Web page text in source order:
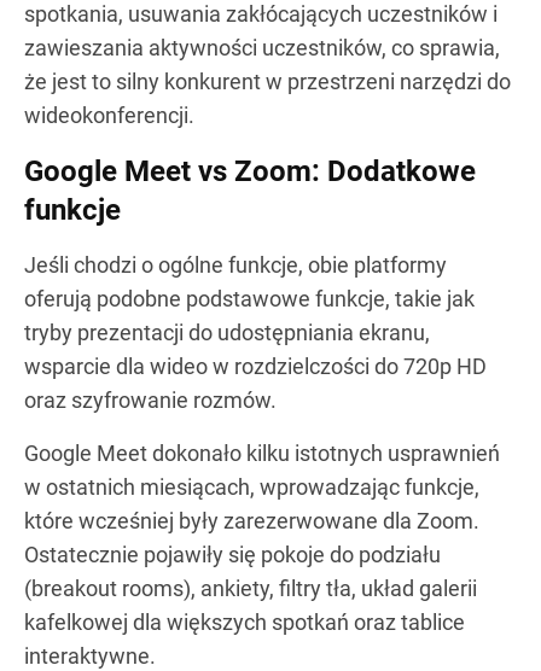
spotkania, usuwania zakłócających uczestników i
zawieszania aktywności uczestników, co sprawia,
że jest to silny konkurent w przestrzeni narzędzi do
wideokonferencji.
Google Meet vs Zoom: Dodatkowe
funkcje
Jeśli chodzi o ogólne funkcje, obie platformy
oferują podobne podstawowe funkcje, takie jak
tryby prezentacji do udostępniania ekranu,
wsparcie dla wideo w rozdzielczości do 720p HD
oraz szyfrowanie rozmów.
Google Meet dokonało kilku istotnych usprawnień
w ostatnich miesiącach, wprowadzając funkcje,
które wcześniej były zarezerwowane dla Zoom.
Ostatecznie pojawiły się pokoje do podziału
(breakout rooms), ankiety, filtry tła, układ galerii
kafelkowej dla większych spotkań oraz tablice
interaktywne.